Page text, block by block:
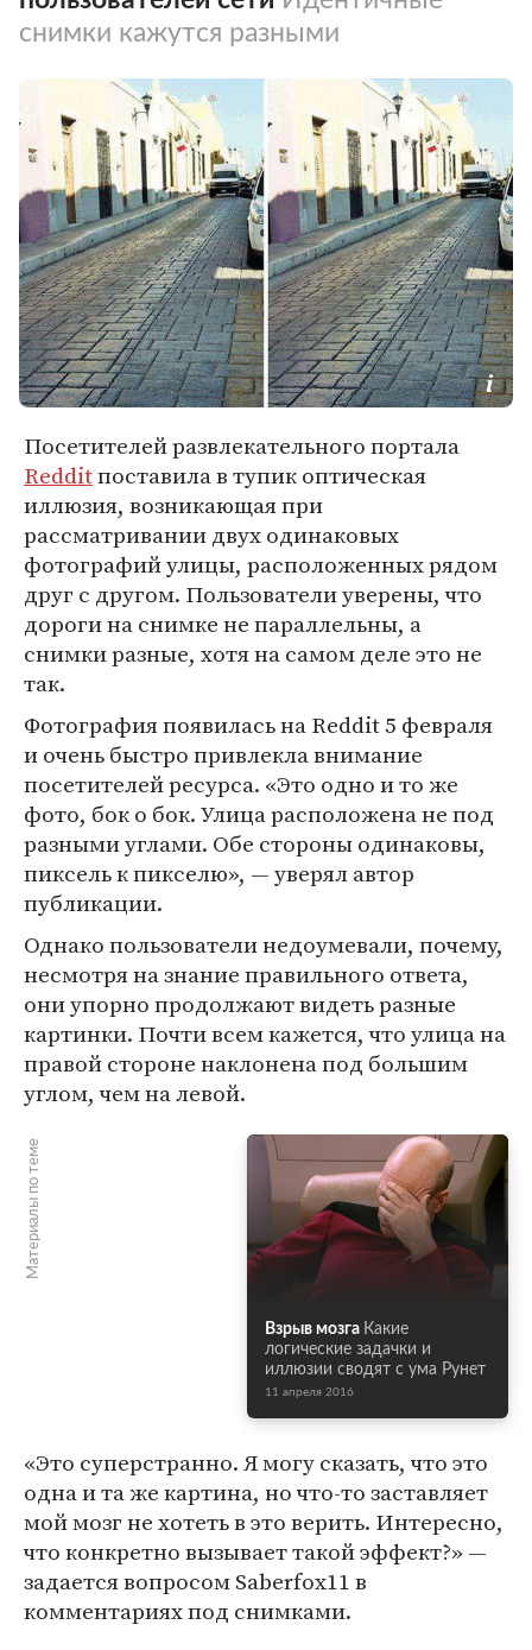
снимки кажутся разными
Посетителей развлекательного портала
Redditпоставила в тупик оптическая
иллюзия, возникающая при
рассматривании двух одинаковых
фотографий улицы, расположенных рядом
друг с другом. Пользователи уверены, что
дороги на снимке не параллельны, а
снимки разные, хотя на самом деле это не
так.
Фотография появилась на Reddit 5 февраля
и очень быстро привлекла внимание
посетителей ресурса. «Это одно и то же
фото, бок о бок. Улица расположена не под
разными углами. Обе стороны одинаковы,
пиксель к пикселю», — уверял автор
публикации.
Однако пользователи недоумевали, почему,
несмотря на знание правильного ответа,
они упорно продолжают видеть разные
картинки. Почти всем кажется, что улица на
правой стороне наклонена под большим
углом, чем на левой.
Материалы по теме
Взрыв мозга Какие
логические задачки и
иллюзии сводят с ума Рунет
11 апреля 2016
«Это суперстранно. Я могу сказать, что это
одна и та же картина, но что-то заставляет
мой мозг не хотеть в это верить. Интересно,
что конкретно вызывает такой эффект?» —
задается вопросом Saberfox11 в
комментариях под снимками.